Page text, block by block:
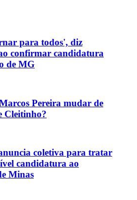
para todos', diz
confirmar candidatura
de MG
Pereira mudar de
Cleitinho?
coletiva para tratar
candidatura ao
Minas